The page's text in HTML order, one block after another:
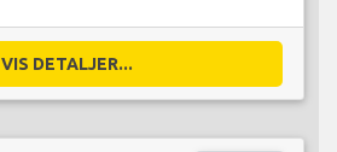
VIS DETALJER...